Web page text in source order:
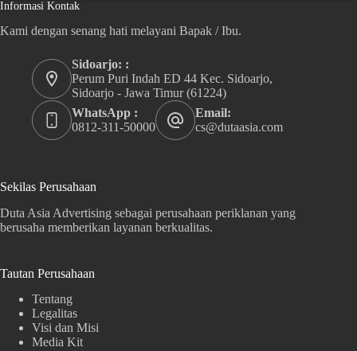
Informasi Kontak
Kami dengan senang hati melayani Bapak / Ibu.
Sidoarjo: :
Perum Puri Indah ED 44 Kec. Sidoarjo,
Sidoarjo - Jawa Timur (61224)
WhatsApp :
0812-311-50000
Email:
cs@dutaasia.com
Sekilas Perusahaan
Duta Asia Advertising sebagai perusahaan periklanan yang
berusaha memberikan layanan berkualitas.
Tautan Perusahaan
Tentang
Legalitas
Visi dan Misi
Media Kit